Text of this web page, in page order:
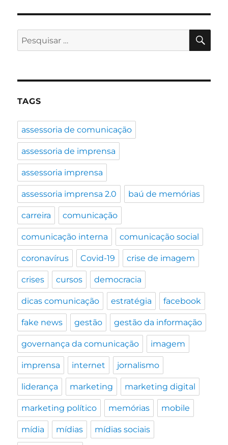
Pesquisar
por:
TAGS
assessoria de comunicação
assessoria de imprensa
assessoria imprensa
assessoria imprensa 2.0 baú de memórias
carreira comunicação
comunicação interna comunicação social
coronavírus Covid-19 crise de imagem
crises cursos democracia
dicas comunicação estratégia facebook
fake news gestão gestão da informação
governança da comunicação imagem
imprensa internet jornalismo
liderança marketing marketing digital
marketing político memórias mobile
mídia mídias mídias sociais